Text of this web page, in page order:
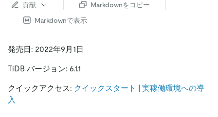
貢献
Markdownをコピー
Markdownで表示
発売日: 2022年9月1日
TiDB バージョン: 6.1.1
クイックアクセス: クイックスタート | 実稼働環境への導
入